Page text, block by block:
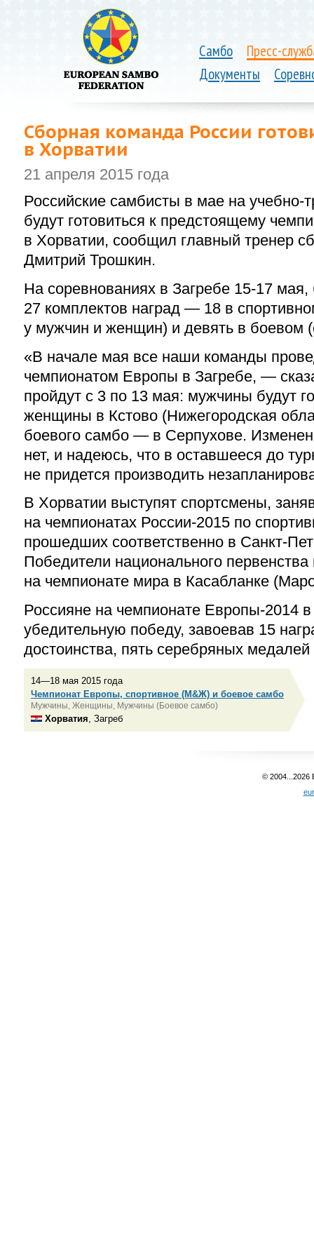
Самбо
Пресс-
Документы
Сборная команда России
в Хорватии
21 апреля 2015 года
Российские самбисты в мае на учебно-
будут готовиться к предстоящему
в Хорватии, сообщил главный тренер
Дмитрий Трошкин.
На соревнованиях в Загребе 15-17 мая,
27 комплектов наград — 18 в
у мужчин и женщин) и девять в боевом
«В начале мая все наши команды
чемпионатом Европы в Загребе, —
пройдут с 3 по 13 мая: мужчины будут
женщины в Кстово (Нижегородская
боевого самбо — в Серпухове.
нет, и надеюсь, что в оставшееся до
не придется производить
В Хорватии выступят спортсмены,
на чемпионатах России-2015 по
прошедших соответственно в Санкт-
Победители национального
на чемпионате мира в Касабланке
Россияне на чемпионате Европы-2014
убедительную победу, завоевав 15
достоинства, пять серебряных
14—18 мая 2015 года
Чемпионат Европы, спортивное (М&Ж) и боевое самбо
Мужчины, Женщины, Мужчины (Боевое самбо)
Хорватия , Загреб
© 2004...2026